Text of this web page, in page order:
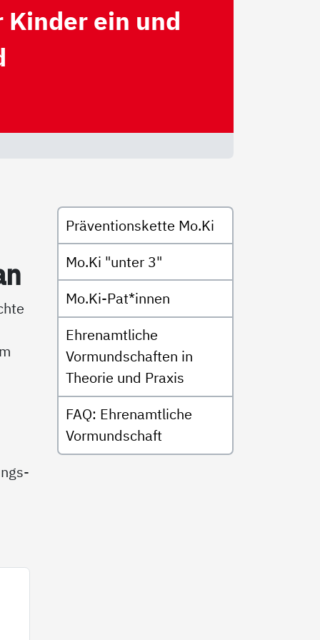
Kinder ein und
Untermenü
Präventionskette Mo.Ki
Mo.Ki "unter 3"
Mo.Ki-Pat*innen
Ehrenamtliche
Vormundschaften in
Theorie und Praxis
FAQ: Ehrenamtliche
Vormundschaft